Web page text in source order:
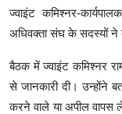
ज्वाइंट कमिश्नर-
अधिवक्ता संघ के सदस्यों ने
बैठक में ज्वाइंट कमिश्नर
से जानकारी दी। उन्होंने
करने वाले या अपील वापस